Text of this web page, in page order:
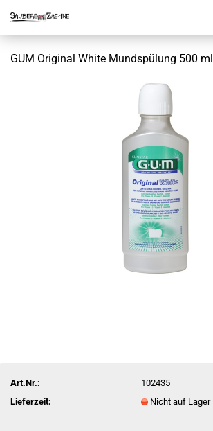
GUM Original White Mundspülung 500 ml
Art.Nr.:
102435
Lieferzeit:
Nicht auf Lager